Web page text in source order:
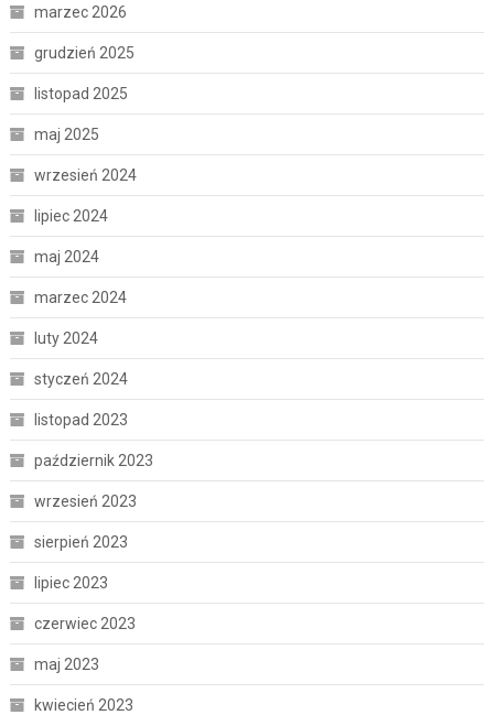
marzec 2026
grudzień 2025
listopad 2025
maj 2025
wrzesień 2024
lipiec 2024
maj 2024
marzec 2024
luty 2024
styczeń 2024
listopad 2023
październik 2023
wrzesień 2023
sierpień 2023
lipiec 2023
czerwiec 2023
maj 2023
kwiecień 2023